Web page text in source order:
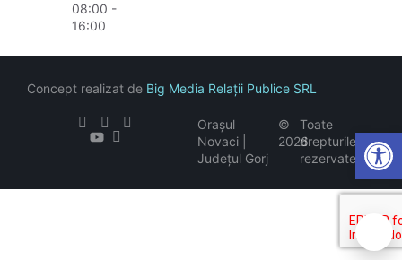
08:00 -
16:00
Orașul
Novaci |
Județul Gorj
©
2026
Toate
drepturile
rezervate
Concept realizat de Big Media Relații Publice SRL